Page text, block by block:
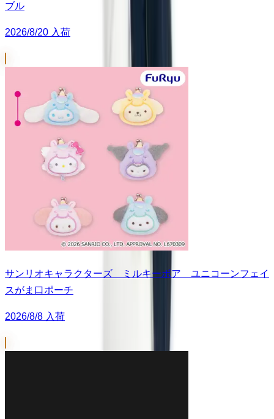
ブル
2026/8/20 入荷
サンリオキャラクターズ ミルキーボア ユニコーンフェイ
スがま口ポーチ
2026/8/8 入荷